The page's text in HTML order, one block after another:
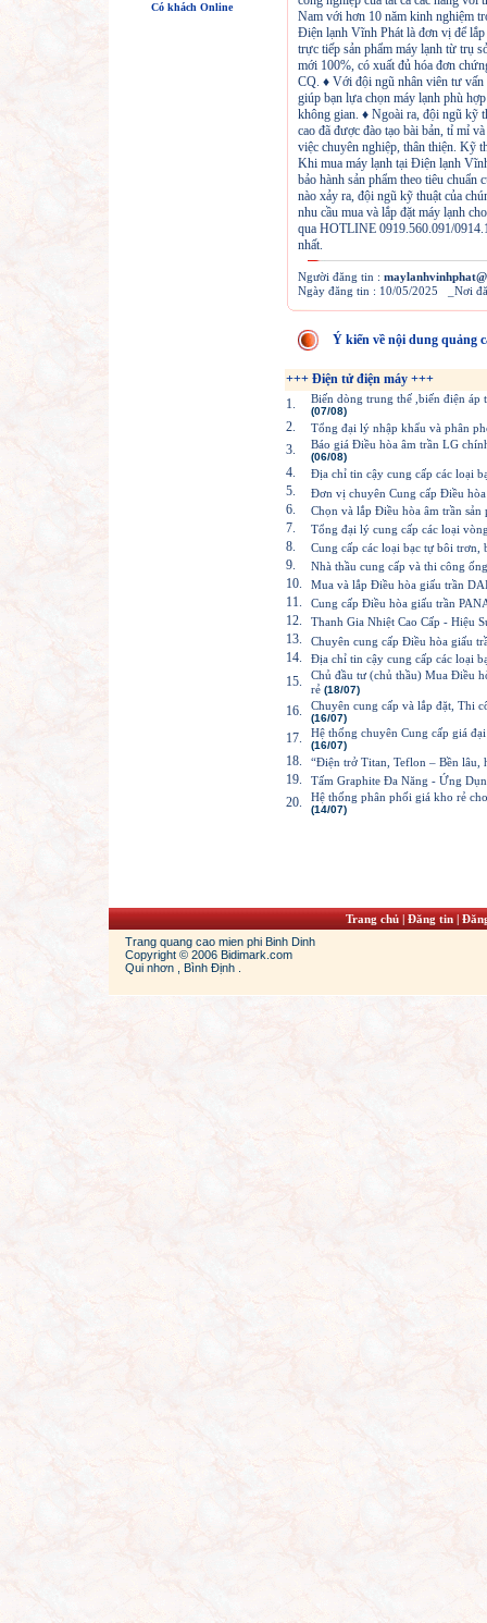
Có khách Online
Nam với hơn 10 năm kinh nghiệm
Điện lạnh Vĩnh Phát là đơn vị để
trực tiếp sản phẩm máy lạnh từ trụ
mới 100%, có xuất đủ hóa đơn
CQ. ♦ Với đội ngũ nhân viên tư vấn
giúp bạn lựa chọn máy lạnh phù
không gian. ♦ Ngoài ra, đội ngũ kỹ
cao đã được đào tạo bài bản, tỉ mỉ
việc chuyên nghiệp, thân thiện. Kỹ
Khi mua máy lạnh tại Điện lạnh
bảo hành sản phẩm theo tiêu chuẩn
nào xảy ra, đội ngũ kỹ thuật của
nhu cầu mua và lắp đặt máy lạnh
qua HOTLINE 0919.560.091/
nhất.
Người đăng tin :
Ngày đăng tin : 10/05/2025 _Nơi
Ý kiến về nội dung quảng
+++ Điện tử điện máy +++
1.
Biến dòng trung thế ,biến điện áp
(07/08)
2. Tổng đại lý nhập khẩu và phân
3. Báo giá Điều hòa âm trần LG
(06/08)
4. Địa chỉ tin cậy cung cấp các loại
5. Đơn vị chuyên Cung cấp Điều
6. Chọn và lắp Điều hòa âm trần sản
7. Tổng đại lý cung cấp các loại
8. Cung cấp các loại bạc tự bôi trơn,
9. Nhà thầu cung cấp và thi công
10. Mua và lắp Điều hòa giấu trần
11. Cung cấp Điều hòa giấu trần
12. Thanh Gia Nhiệt Cao Cấp - Hiệu
13. Chuyên cung cấp Điều hòa giấu
14. Địa chỉ tin cậy cung cấp các loại
15.
Chủ đầu tư (chủ thầu) Mua Điều
rẻ (18/07)
16. Chuyên cung cấp và lắp đặt, Thi
(16/07)
17. Hệ thống chuyên Cung cấp giá
(16/07)
18. “Điện trở Titan, Teflon – Bền lâu,
19. Tấm Graphite Đa Năng - Ứng
20. Hệ thống phân phối giá kho rẻ
(14/07)
Trang chủ|Đăng tin|
Trang quang cao mien phi Binh Dinh
Copyright © 2006 Bidimark.com
Qui nhơn , Bình Định .